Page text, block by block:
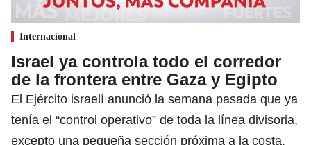
Internacional
Israel ya controla todo el corredor
de la frontera entre Gaza y Egipto
El Ejército israelí anunció la semana pasada que ya
tenía el “control operativo” de toda la línea divisoria,
excepto una pequeña sección próxima a la costa,